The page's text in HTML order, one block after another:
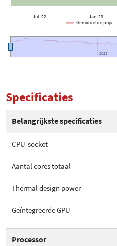
Jul '22 Jan '23
2023
2023
Gemiddelde prijs
Specificaties
Belangrijkste specificaties
CPU-socket
Aantal cores totaal
Thermal design power
Geïntegreerde GPU
Processor